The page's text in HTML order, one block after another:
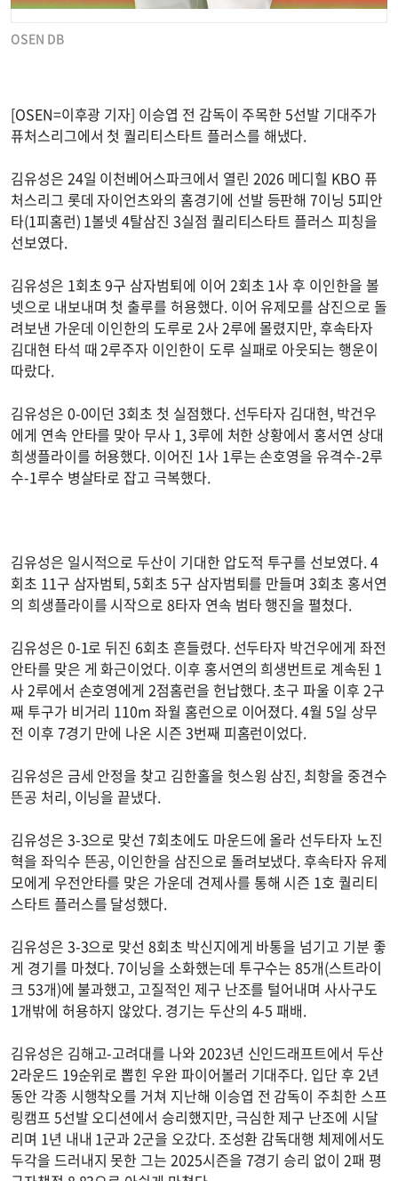
OSEN DB
[OSEN=이후광 기자] 이승엽 전 감독이 주목한 5선발 기대주가
퓨처스리그에서 첫 퀄리티스타트 플러스를 해냈다.
김유성은 24일 이천베어스파크에서 열린 2026 메디힐 KBO 퓨
처스리그 롯데 자이언츠와의 홈경기에 선발 등판해 7이닝 5피안
타(1피홈런) 1볼넷 4탈삼진 3실점 퀄리티스타트 플러스 피칭을
선보였다.
김유성은 1회초 9구 삼자범퇴에 이어 2회초 1사 후 이인한을 볼
넷으로 내보내며 첫 출루를 허용했다. 이어 유제모를 삼진으로 돌
려보낸 가운데 이인한의 도루로 2사 2루에 몰렸지만, 후속타자
김대현 타석 때 2루주자 이인한이 도루 실패로 아웃되는 행운이
따랐다.
김유성은 0-0이던 3회초 첫 실점했다. 선두타자 김대현, 박건우
에게 연속 안타를 맞아 무사 1, 3루에 처한 상황에서 홍서연 상대
희생플라이를 허용했다. 이어진 1사 1루는 손호영을 유격수-2루
수-1루수 병살타로 잡고 극복했다.
김유성은 일시적으로 두산이 기대한 압도적 투구를 선보였다. 4
회초 11구 삼자범퇴, 5회초 5구 삼자범퇴를 만들며 3회초 홍서연
의 희생플라이를 시작으로 8타자 연속 범타 행진을 펼쳤다.
김유성은 0-1로 뒤진 6회초 흔들렸다. 선두타자 박건우에게 좌전
안타를 맞은 게 화근이었다. 이후 홍서연의 희생번트로 계속된 1
사 2루에서 손호영에게 2점홈런을 헌납했다. 초구 파울 이후 2구
째 투구가 비거리 110m 좌월 홈런으로 이어졌다. 4월 5일 상무
전 이후 7경기 만에 나온 시즌 3번째 피홈런이었다.
김유성은 금세 안정을 찾고 김한홀을 헛스윙 삼진, 최항을 중견수
뜬공 처리, 이닝을 끝냈다.
김유성은 3-3으로 맞선 7회초에도 마운드에 올라 선두타자 노진
혁을 좌익수 뜬공, 이인한을 삼진으로 돌려보냈다. 후속타자 유제
모에게 우전안타를 맞은 가운데 견제사를 통해 시즌 1호 퀄리티
스타트 플러스를 달성했다.
김유성은 3-3으로 맞선 8회초 박신지에게 바통을 넘기고 기분 좋
게 경기를 마쳤다. 7이닝을 소화했는데 투구수는 85개(스트라이
크 53개)에 불과했고, 고질적인 제구 난조를 털어내며 사사구도
1개밖에 허용하지 않았다. 경기는 두산의 4-5 패배.
김유성은 김해고-고려대를 나와 2023년 신인드래프트에서 두산
2라운드 19순위로 뽑힌 우완 파이어볼러 기대주다. 입단 후 2년
동안 각종 시행착오를 거쳐 지난해 이승엽 전 감독이 주최한 스프
링캠프 5선발 오디션에서 승리했지만, 극심한 제구 난조에 시달
리며 1년 내내 1군과 2군을 오갔다. 조성환 감독대행 체제에서도
두각을 드러내지 못한 그는 2025시즌을 7경기 승리 없이 2패 평